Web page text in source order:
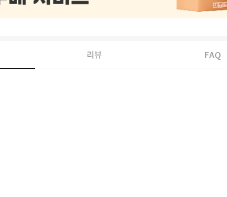
리뷰 FAQ